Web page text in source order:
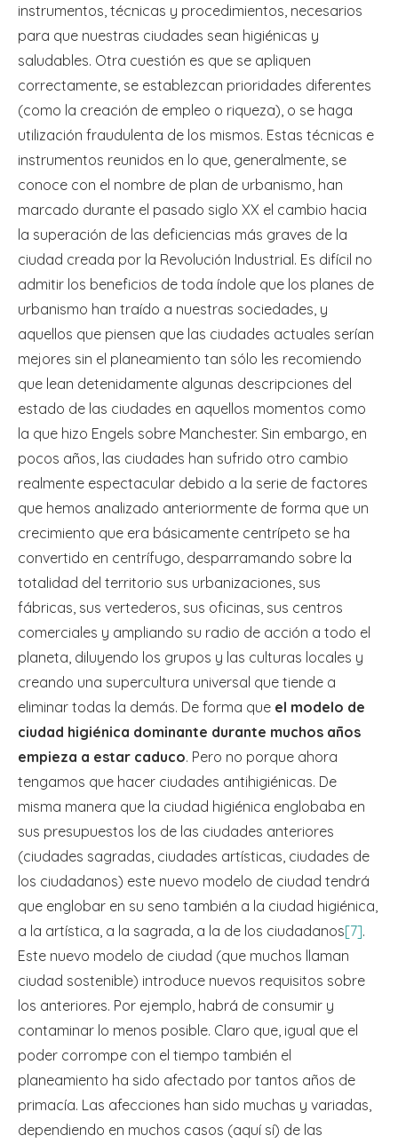
instrumentos, técnicas y procedimientos, necesarios
para que nuestras ciudades sean higiénicas y
saludables. Otra cuestión es que se apliquen
correctamente, se establezcan prioridades diferentes
(como la creación de empleo o riqueza), o se haga
utilización fraudulenta de los mismos. Estas técnicas e
instrumentos reunidos en lo que, generalmente, se
conoce con el nombre de plan de urbanismo, han
marcado durante el pasado siglo XX el cambio hacia
la superación de las deficiencias más graves de la
ciudad creada por la Revolución Industrial. Es difícil no
admitir los beneficios de toda índole que los planes de
urbanismo han traído a nuestras sociedades, y
aquellos que piensen que las ciudades actuales serían
mejores sin el planeamiento tan sólo les recomiendo
que lean detenidamente algunas descripciones del
estado de las ciudades en aquellos momentos como
la que hizo Engels sobre Manchester. Sin embargo, en
pocos años, las ciudades han sufrido otro cambio
realmente espectacular debido a la serie de factores
que hemos analizado anteriormente de forma que un
crecimiento que era básicamente centrípeto se ha
convertido en centrífugo, desparramando sobre la
totalidad del territorio sus urbanizaciones, sus
fábricas, sus vertederos, sus oficinas, sus centros
comerciales y ampliando su radio de acción a todo el
planeta, diluyendo los grupos y las culturas locales y
creando una supercultura universal que tiende a
eliminar todas la demás. De forma que el modelo de
ciudad higiénica dominante durante muchos años
empieza a estar caduco. Pero no porque ahora
tengamos que hacer ciudades antihigiénicas. De
misma manera que la ciudad higiénica englobaba en
sus presupuestos los de las ciudades anteriores
(ciudades sagradas, ciudades artísticas, ciudades de
los ciudadanos) este nuevo modelo de ciudad tendrá
que englobar en su seno también a la ciudad higiénica,
a la artística, a la sagrada, a la de los ciudadanos[7].
Este nuevo modelo de ciudad (que muchos llaman
ciudad sostenible) introduce nuevos requisitos sobre
los anteriores. Por ejemplo, habrá de consumir y
contaminar lo menos posible. Claro que, igual que el
poder corrompe con el tiempo también el
planeamiento ha sido afectado por tantos años de
primacía. Las afecciones han sido muchas y variadas,
dependiendo en muchos casos (aquí sí) de las